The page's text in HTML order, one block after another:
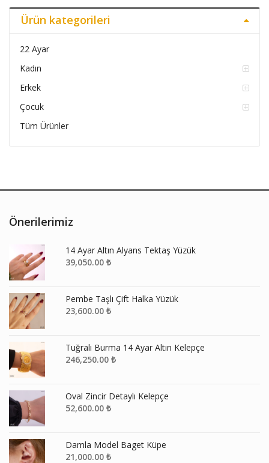
Ürün kategorileri
22 Ayar
Kadın
Erkek
Çocuk
Tüm Ürünler
Önerilerimiz
14 Ayar Altın Alyans Tektaş Yüzük
39,050.00 ₺
Pembe Taşlı Çift Halka Yüzük
23,600.00 ₺
Tuğralı Burma 14 Ayar Altın Kelepçe
246,250.00 ₺
Oval Zincir Detaylı Kelepçe
52,600.00 ₺
Damla Model Baget Küpe
21,000.00 ₺